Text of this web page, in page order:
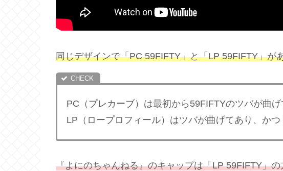
同じデザインで「PC 59FIFTY」と「LP 59FIFTY」が
PC（プレカーブ）は最初から59FIFTYのツバが曲
LP（ロープロフィール）はツバが曲げてあり、か
『よにのちゃんねる』のキャップは「LP 59FIFTY」の